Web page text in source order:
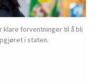
klare forventninger til å bli
i staten.